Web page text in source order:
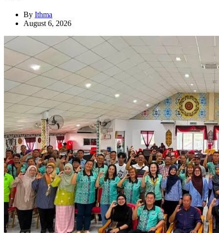
By Ithma
August 6, 2026